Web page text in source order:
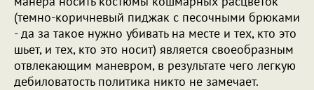
(темно-коричневый пиджак с песочными брюками
- да за такое нужно убивать на месте и тех, кто это
шьет, и тех, кто это носит) является своеобразным
отвлекающим маневром, в результате чего легкую
дебиловатость политика никто не замечает.